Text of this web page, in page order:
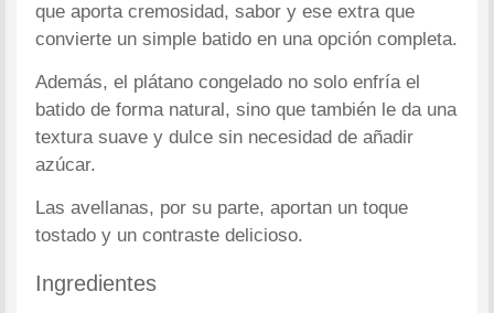
que aporta cremosidad, sabor y ese extra que
convierte un simple batido en una opción completa.
Además, el plátano congelado no solo enfría el
batido de forma natural, sino que también le da una
textura suave y dulce sin necesidad de añadir
azúcar.
Las avellanas, por su parte, aportan un toque
tostado y un contraste delicioso.
Ingredientes